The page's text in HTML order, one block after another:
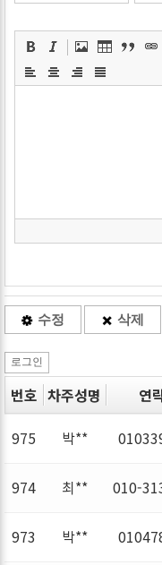
수정 삭제
로그인
번호 차주성명 연
975
박**
974 최** 010-
973 박**